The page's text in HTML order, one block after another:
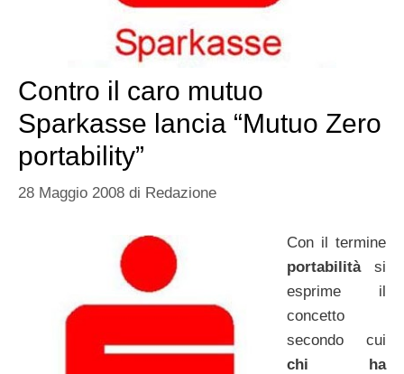
Contro il caro mutuo
Sparkasse lancia “Mutuo Zero
portability”
28 Maggio 2008 di Redazione
Con il termine
portabilitàsi
esprime il
concetto
secondo cui
chi ha